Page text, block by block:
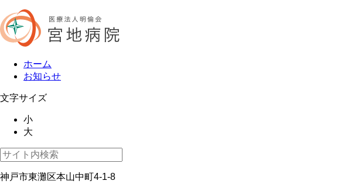
ホーム
お知らせ
文字サイズ
小
大
神戸市東灘区本山中町4-1-8